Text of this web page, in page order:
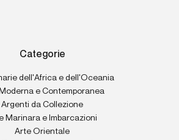
Categorie
dell'Africa e dell'Oceania
e Contemporanea
Argenti da Collezione
Marinara e Imbarcazioni
Arte Orientale